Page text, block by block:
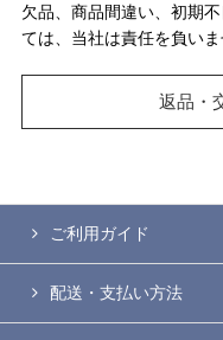
欠品、商品間違い、初期
ては、当社は責任を負いま
返品・
ご利用ガイド
配送・支払い方法